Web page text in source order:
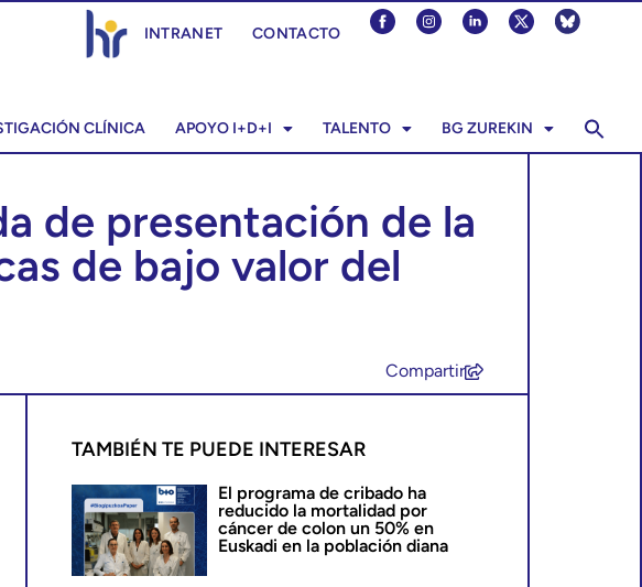
INTRANET CONTACTO
CLÍNICA APOYO I+D+I TALENTO BG ZUREKIN
de presentación de la
de bajo valor del
Compartir
TAMBIÉN TE PUEDE INTERESAR
El programa de cribado ha
reducido la mortalidad por
cáncer de colon un 50% en
Euskadi en la población diana